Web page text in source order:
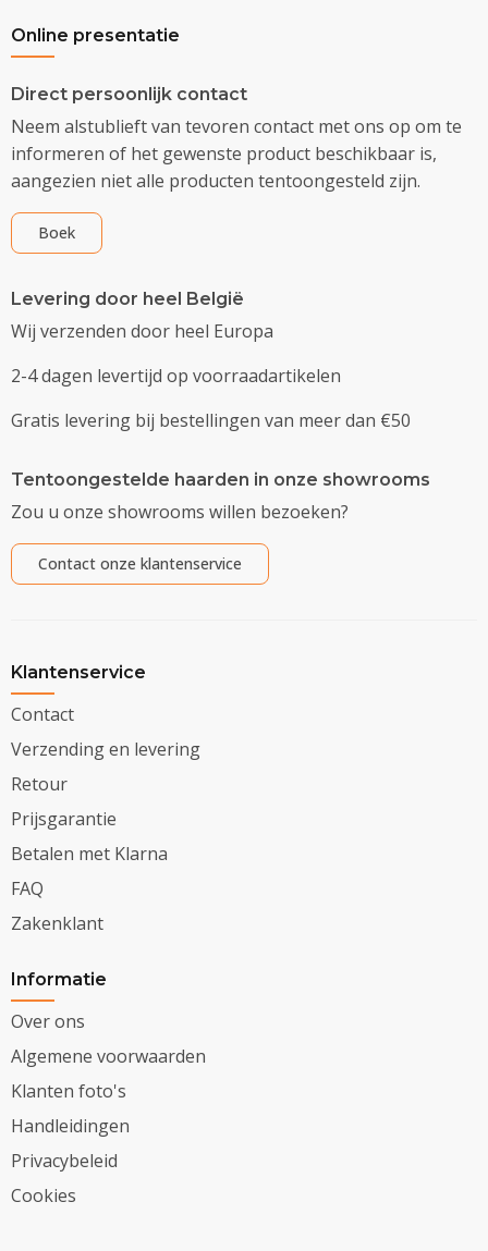
Online presentatie
Direct persoonlijk contact
Neem alstublieft van tevoren contact met ons op om te
informeren of het gewenste product beschikbaar is,
aangezien niet alle producten tentoongesteld zijn.
Boek
Levering door heel België
Wij verzenden door heel Europa
2-4 dagen levertijd op voorraadartikelen
Gratis levering bij bestellingen van meer dan €50
Tentoongestelde haarden in onze showrooms
Zou u onze showrooms willen bezoeken?
Contact onze klantenservice
Klantenservice
Contact
Verzending en levering
Retour
Prijsgarantie
Betalen met Klarna
FAQ
Zakenklant
Informatie
Over ons
Algemene voorwaarden
Klanten foto's
Handleidingen
Privacybeleid
Cookies